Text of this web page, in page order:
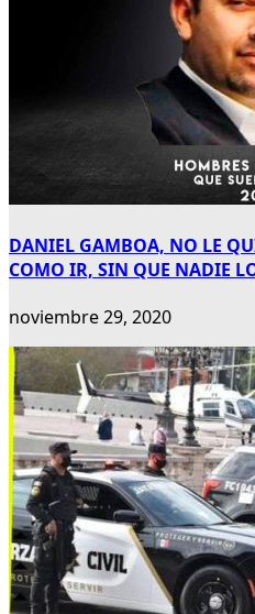
DANIEL GAMBOA, NO LE
COMO IR, SIN QUE NADIE
noviembre 29, 2020